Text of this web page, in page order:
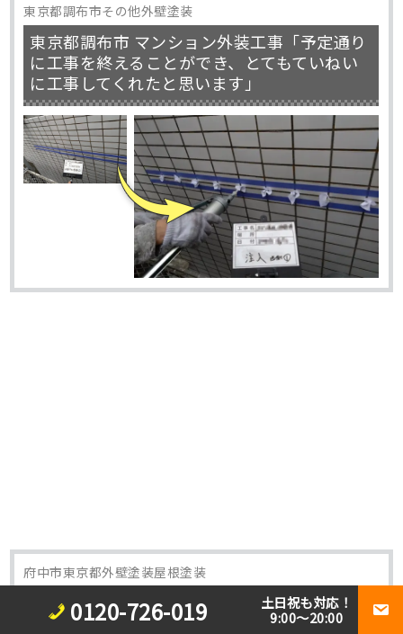
東京都調布市その他外壁塗装
東京都調布市 マンション外装工事「予定通り
に工事を終えることができ、とてもていねい
に工事してくれたと思います」
府中市東京都外壁塗装屋根塗装
東京都府中市 外壁塗装・屋根塗装・付帯部
塗装・プレミアムシリコン
0120-726-019
土日祝も対応！
9:00～20:00